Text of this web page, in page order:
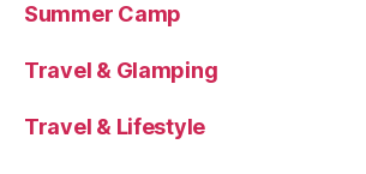
Summer Camp
Travel & Glamping
Travel & Lifestyle